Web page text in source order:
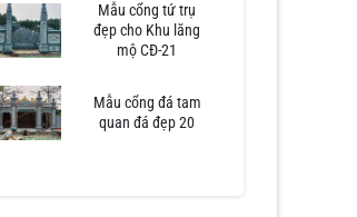
Mẫu cổng tứ trụ
đẹp cho Khu lăng
mộ CĐ-21
Mẫu cổng đá tam
quan đá đẹp 20